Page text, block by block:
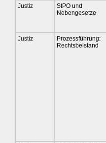
Justiz
StPO und
Nebengesetze
Justiz
Prozessführung:
Rechtsbeistand